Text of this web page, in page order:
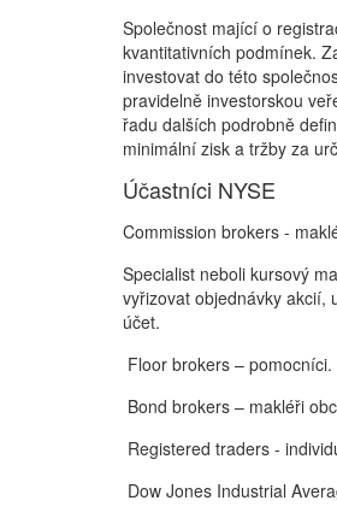
Společnost mající o
kvantitativních podmínek.
investovat do této
pravidelně investorskou
řadu dalších podrobně
minimální zisk a tržby za
Účastníci NYSE
Commission brokers -
Specialist neboli kursový
vyřizovat objednávky akcií,
účet.
Floor brokers – pomocníci.
Bond brokers – makléři
Registered traders -
Dow Jones Industrial